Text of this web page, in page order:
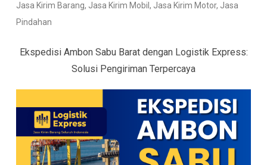
Jasa Kirim Barang, Jasa Kirim Mobil , Jasa Kirim Motor, Jasa
Pindahan
Ekspedisi Ambon Sabu Barat dengan Logistik Express:
Solusi Pengiriman Terpercaya